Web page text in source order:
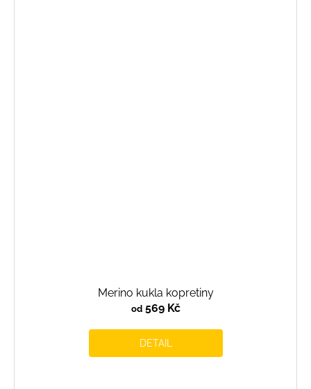
Merino kukla kopretiny
od569 Kč
DETAIL